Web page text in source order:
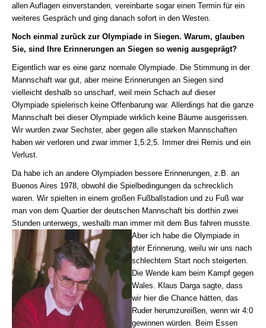
allen Auflagen einverstanden, vereinbarte sogar einen Termin für ein
weiteres Gespräch und ging danach sofort in den Westen.
Noch einmal zurück zur Olympiade in Siegen. Warum, glauben
Sie, sind Ihre Erinnerungen an Siegen so wenig ausgeprägt?
Eigentlich war es eine ganz normale Olympiade. Die Stimmung in der
Mannschaft war gut, aber meine Erinnerungen an Siegen sind
vielleicht deshalb so unscharf, weil mein Schach auf dieser
Olympiade spielerisch keine Offenbarung war. Allerdings hat die ganze
Mannschaft bei dieser Olympiade wirklich keine Bäume ausgerissen.
Wir wurden zwar Sechster, aber gegen alle starken Mannschaften
haben wir verloren und zwar immer 1,5:2,5. Immer drei Remis und ein
Verlust.
Da habe ich an andere Olympiaden bessere Erinnerungen, z.B. an
Buenos Aires 1978, obwohl die Spielbedingungen da schrecklich
waren. Wir spielten in einem großen Fußballstadion und zu Fuß war
man von dem Quartier der deutschen Mannschaft bis dorthin zwei
Stunden unterwegs, weshalb man immer mit dem Bus fahren musste.
Aber ich habe die Olympiade in
gter Erinnerung, weilu wir uns nach
schlechtem Start noch steigerten.
Die Wende kam beim Kampf gegen
Wales. Klaus Darga sagte, dass
wir hier die Chance hätten, das
Ruder herumzureißen, wenn wir 4:0
gewinnen würden. Beim Essen